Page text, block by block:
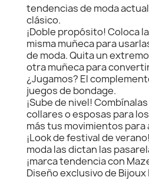
tendencias de moda
clásico.
¡Doble propósito! Coloca
misma muñeca para
de moda. Quita un
otra muñeca para
¿Jugamos? El
juegos de bondage.
¡Sube de nivel!
collares o esposas para
más tus movimientos para
¡Look de festival de
moda las dictan las
¡marca tendencia con
Diseño exclusivo de